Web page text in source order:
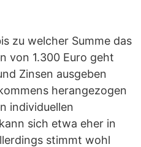
zu welcher Summe das
von 1.300 Euro geht
Zinsen ausgeben
herangezogen
individuellen
sich etwa eher in
stimmt wohl